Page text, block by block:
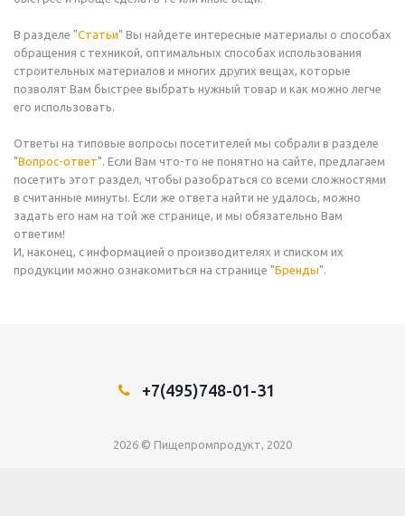
В разделе "Статьи" Вы найдете интересные материалы о способах
обращения с техникой, оптимальных способах использования
строительных материалов и многих других вещах, которые
позволят Вам быстрее выбрать нужный товар и как можно легче
его использовать.
Ответы на типовые вопросы посетителей мы собрали в разделе
"Вопрос-ответ". Если Вам что-то не понятно на сайте, предлагаем
посетить этот раздел, чтобы разобраться со всеми сложностями
в считанные минуты. Если же ответа найти не удалось, можно
задать его нам на той же странице, и мы обязательно Вам
ответим!
И, наконец, с информацией о производителях и списком их
продукции можно ознакомиться на странице "Бренды".
+7(495)748-01-31
2026 © Пищепромпродукт, 2020